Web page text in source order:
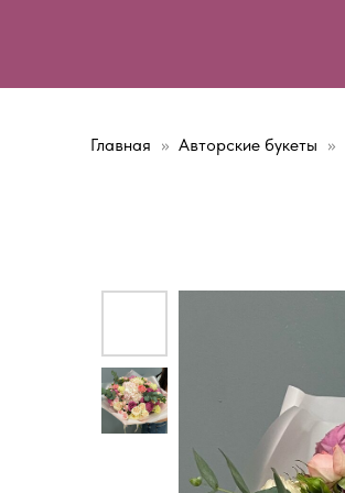
Главная Авторские букеты